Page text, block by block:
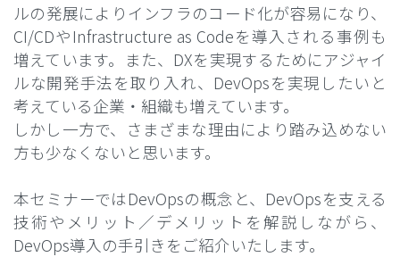
ルの発展によりインフラのコード化が容易になり、
CI/CDやInfrastructure as Codeを導入される事例も
増えています。また、DXを実現するためにアジャイ
ルな開発手法を取り入れ、DevOpsを実現したいと
考えている企業・組織も増えています。
しかし一方で、さまざまな理由により踏み込めない
方も少なくないと思います。
本セミナーではDevOpsの概念と、DevOpsを支える
技術やメリット／デメリットを解説しながら、
DevOps導入の手引きをご紹介いたします。